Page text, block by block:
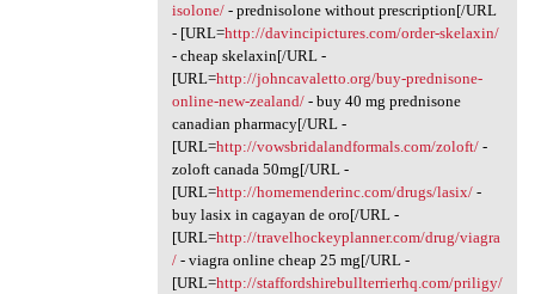
isolone/- prednisolone without prescription[/URL
- [URL=http://davincipictures.com/order-skelaxin/
- cheap skelaxin[/URL -
[URL=http://johncavaletto.org/buy-prednisone-
online-new-zealand/- buy 40 mg prednisone
canadian pharmacy[/URL -
[URL=http://vowsbridalandformals.com/zoloft/-
zoloft canada 50mg[/URL -
[URL=http://homemenderinc.com/drugs/lasix/-
buy lasix in cagayan de oro[/URL -
[URL=http://travelhockeyplanner.com/drug/viagra
/- viagra online cheap 25 mg[/URL -
[URL=http://staffordshirebullterrierhq.com/priligy/